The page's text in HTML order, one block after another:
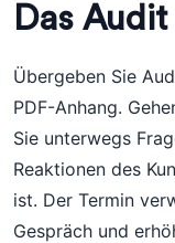
Das
Übergeben Sie
PDF-Anhang.
Sie unterwegs
Reaktionen des
ist. Der Termin
Gespräch und